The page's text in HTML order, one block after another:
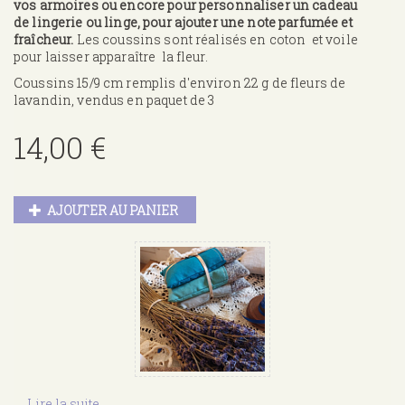
vos armoires ou encore pour personnaliser un cadeau
de lingerie ou linge, pour ajouter une note parfumée et
fraîcheur. Les coussins sont réalisés en coton et voile
pour laisser apparaître la fleur.
Coussins 15/9 cm remplis d'environ 22 g de fleurs de
lavandin, vendus en paquet de 3
14,00 €
AJOUTER AU PANIER